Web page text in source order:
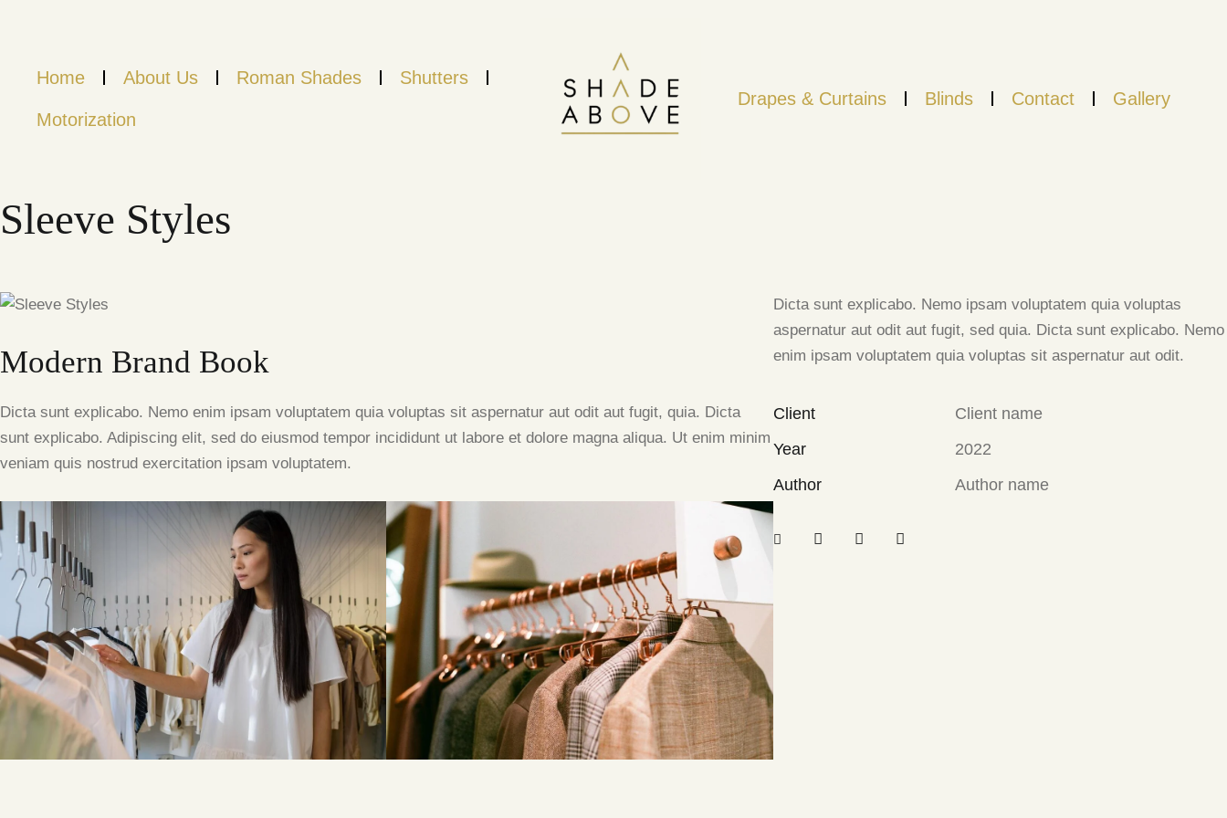
Home About Us Roman Shades Shutters
Motorization
Drapes & Curtains Blinds Contact Gallery
Sleeve Styles
Modern Brand Book
Dicta sunt explicabo. Nemo enim ipsam voluptatem quia voluptas sit aspernatur aut odit aut fugit, quia. Dicta
sunt explicabo. Adipiscing elit, sed do eiusmod tempor incididunt ut labore et dolore magna aliqua. Ut enim minim
veniam quis nostrud exercitation ipsam voluptatem.
Dicta sunt explicabo. Nemo ipsam voluptatem quia voluptas
aspernatur aut odit aut fugit, sed quia. Dicta sunt explicabo. Nemo
enim ipsam voluptatem quia voluptas sit aspernatur aut odit.
Client
Client name
Year
2022
Author
Author name